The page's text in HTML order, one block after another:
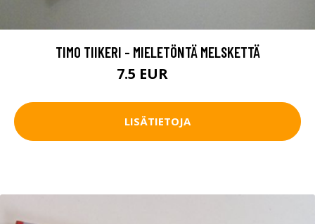
TIMO TIIKERI - MIELETÖNTÄ MELSKETTÄ
7.5 EUR
LISÄTIETOJA